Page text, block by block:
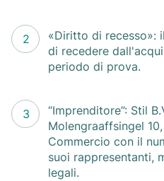
«Diritto di recesso»:
di recedere
periodo di prova.
“Imprenditore”: Stil
Molengraaffsingel
Commercio con il
suoi rappresentanti,
legali.